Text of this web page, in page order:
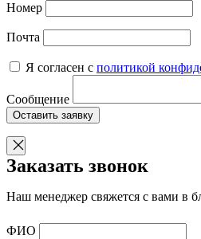
Номер
Почта
Я согласен с политикой
Сообщение
Оставить заявку
Заказать звонок
Наш менеджер свяжется с вами в
ФИО